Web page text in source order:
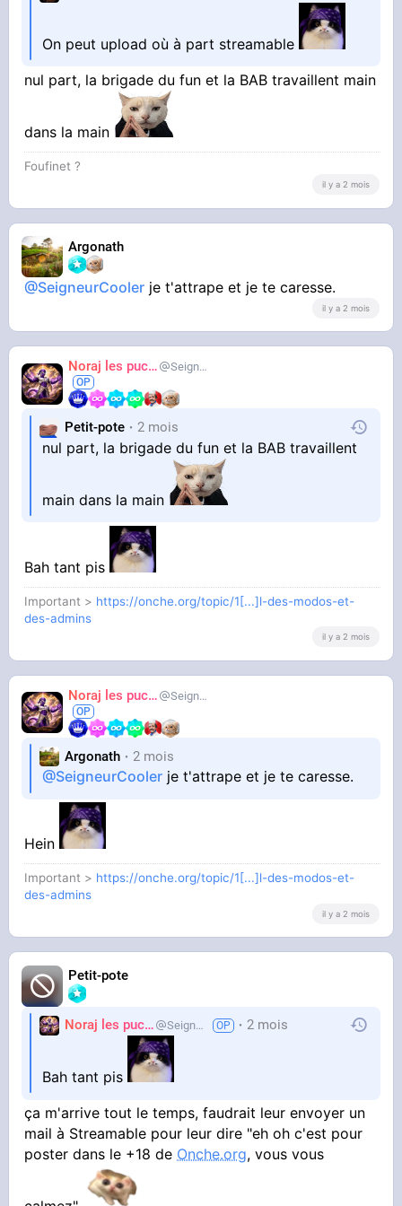
On peut upload où à part streamable
nul part, la brigade du fun et la BAB travaillent main
dans la main
Foufinet ?
il y a 2 mois
Argonath
@SeigneurCooler je t'attrape et je te caresse.
il y a 2 mois
Noraj les pucix SeigneurCooler
Petit-pote 2 mois
nul part, la brigade du fun et la BAB travaillent
main dans la main
Bah tant pis
Important > https://onche.org/topic/1[...]l-des-modos-et-
des-admins
il y a 2 mois
Noraj les pucix SeigneurCooler
Argonath 2 mois
@SeigneurCooler je t'attrape et je te caresse.
Hein
Important > https://onche.org/topic/1[...]l-des-modos-et-
des-admins
il y a 2 mois
Petit-pote
Noraj les pucix SeigneurCooler 2 mois
Bah tant pis
ça m'arrive tout le temps, faudrait leur envoyer un
mail à Streamable pour leur dire "eh oh c'est pour
poster dans le +18 de Onche.org, vous vous